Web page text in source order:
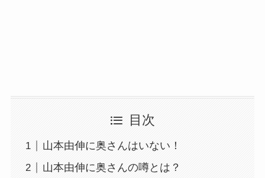
目次
山本由伸に奥さんはいない！
山本由伸に奥さんの噂とは？